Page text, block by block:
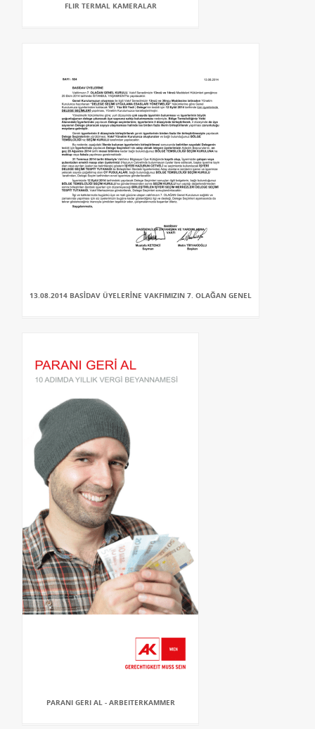
FLIR TERMAL KAMERALAR
13.08.2014 BASİDAV ÜYELERİNE VAKFIMIZIN 7. OLAĞAN GENEL
PARANI GERI AL - ARBEITERKAMMER